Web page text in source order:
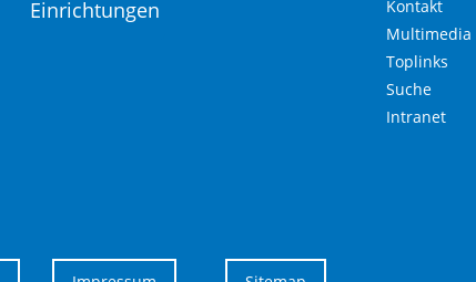
Einrichtungen
Kontakt
Multimedia
Toplinks
Suche
Intranet